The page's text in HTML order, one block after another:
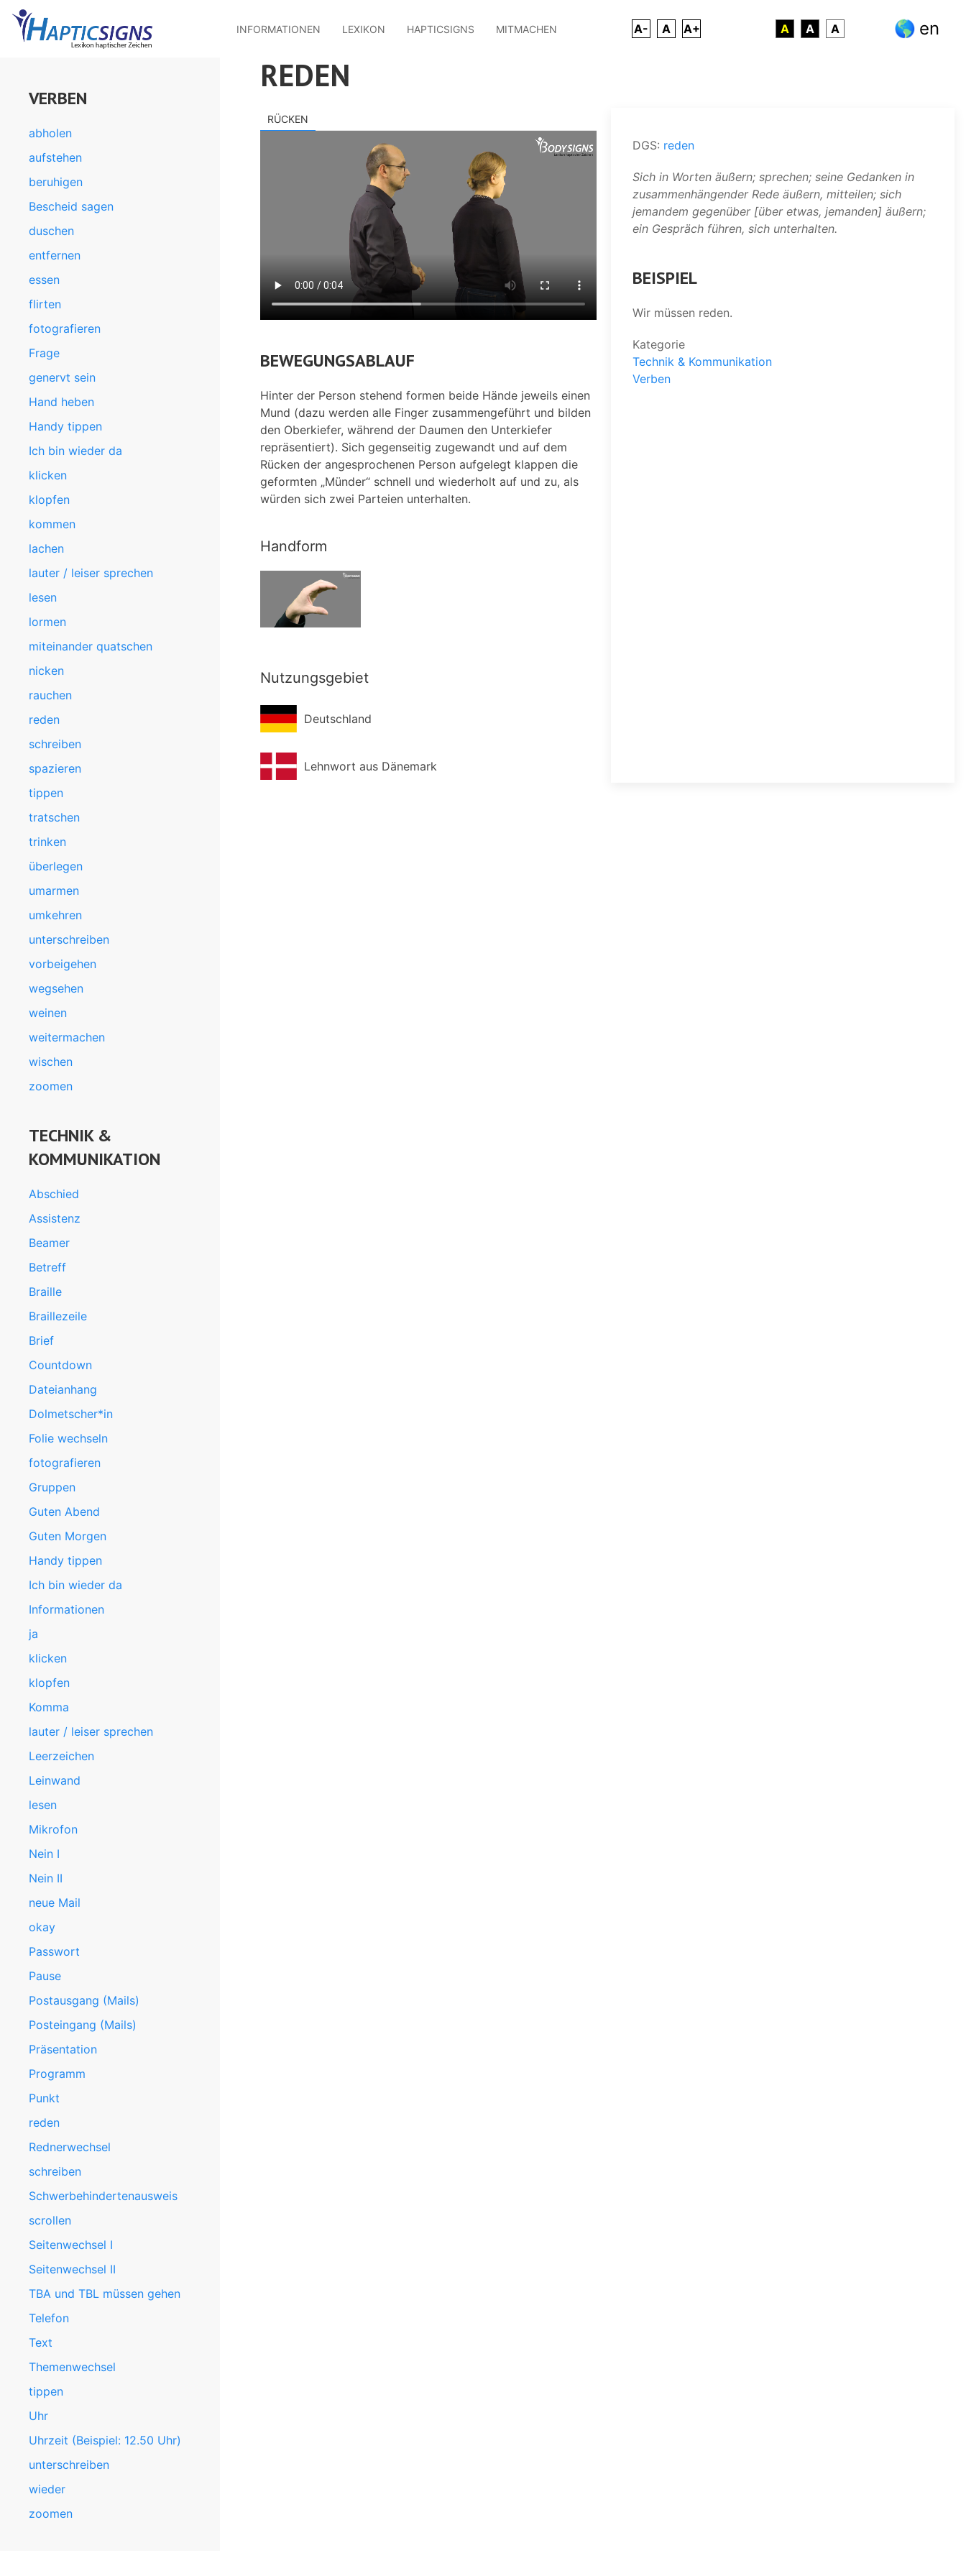
Direkt
zum
Inhalt
INFORMATIONEN LEXIKON HAPTICSIGNS MITMACHEN A- A A+ A A A en
REDEN
RÜCKEN
BEWEGUNGSABLAUF
Hinter der Person stehend formen beide Hände jeweils einen
Mund (dazu werden alle Finger zusammengeführt und bilden
den Oberkiefer, während der Daumen den Unterkiefer
repräsentiert). Sich gegenseitig zugewandt und auf dem
Rücken der angesprochenen Person aufgelegt klappen die
geformten „Münder“ schnell und wiederholt auf und zu, als
würden sich zwei Parteien unterhalten.
Handform
Nutzungsgebiet
Deutschland
Lehnwort aus Dänemark
DGS: reden
Sich in Worten äußern; sprechen; seine Gedanken in
zusammenhängender Rede äußern, mitteilen; sich
jemandem gegenüber [über etwas, jemanden] äußern;
ein Gespräch führen, sich unterhalten.
BEISPIEL
Wir müssen reden.
Kategorie
Technik & Kommunikation
Verben
VERBEN
abholen
aufstehen
beruhigen
Bescheid sagen
duschen
entfernen
essen
flirten
fotografieren
Frage
genervt sein
Hand heben
Handy tippen
Ich bin wieder da
klicken
klopfen
kommen
lachen
lauter / leiser sprechen
lesen
lormen
miteinander quatschen
nicken
rauchen
reden
schreiben
spazieren
tippen
tratschen
trinken
überlegen
umarmen
umkehren
unterschreiben
vorbeigehen
wegsehen
weinen
weitermachen
wischen
zoomen
TECHNIK &
KOMMUNIKATION
Abschied
Assistenz
Beamer
Betreff
Braille
Braillezeile
Brief
Countdown
Dateianhang
Dolmetscher*in
Folie wechseln
fotografieren
Gruppen
Guten Abend
Guten Morgen
Handy tippen
Ich bin wieder da
Informationen
ja
klicken
klopfen
Komma
lauter / leiser sprechen
Leerzeichen
Leinwand
lesen
Mikrofon
Nein I
Nein II
neue Mail
okay
Passwort
Pause
Postausgang (Mails)
Posteingang (Mails)
Präsentation
Programm
Punkt
reden
Rednerwechsel
schreiben
Schwerbehindertenausweis
scrollen
Seitenwechsel I
Seitenwechsel II
TBA und TBL müssen gehen
Telefon
Text
Themenwechsel
tippen
Uhr
Uhrzeit (Beispiel: 12.50 Uhr)
unterschreiben
wieder
zoomen